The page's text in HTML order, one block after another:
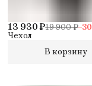
13 930 ₽19 900 ₽−30
Чехол
В корзину